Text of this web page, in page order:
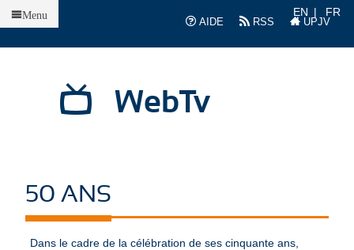
AIDE
RSS UPJV
EN FR
WebTv
Menu
50 ANS
Dans le cadre de la célébration de ses cinquante ans,